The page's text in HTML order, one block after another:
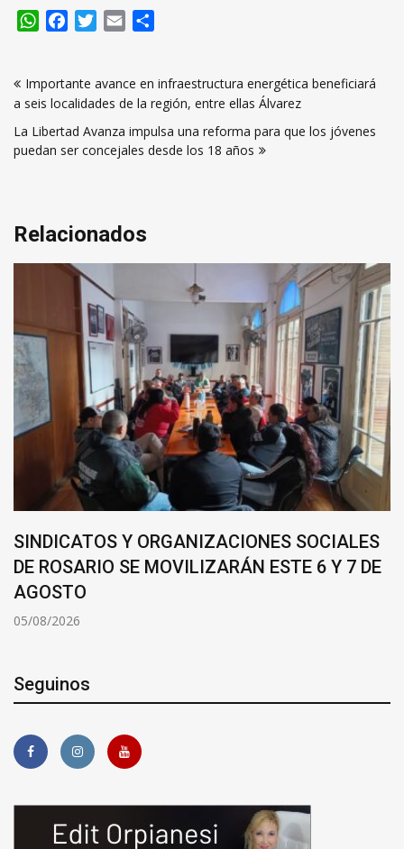
WhatsApp
FacebookTwitter
Email
de
entradas
Importante avance en infraestructura energética beneficiará
a seis localidades de la región, entre ellas Álvarez
La Libertad Avanza impulsa una reforma para que los jóvenes
puedan ser concejales desde los 18 años
Relacionados
SINDICATOS Y ORGANIZACIONES SOCIALES
DE ROSARIO SE MOVILIZARÁN ESTE 6 Y 7 DE
AGOSTO
05/08/2026
Seguinos